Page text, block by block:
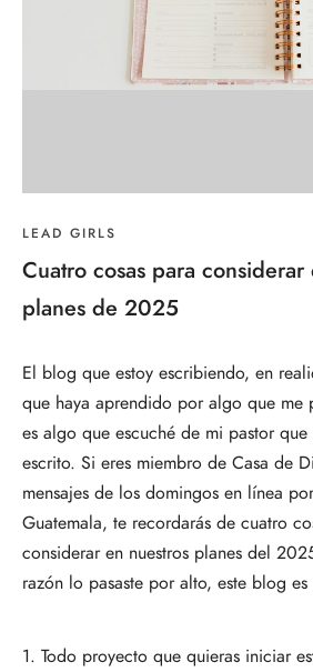
LEAD GIRLS
Cuatro cosas para considerar
planes de 2025
El blog que estoy escribiendo, en
que haya aprendido por algo que me
es algo que escuché de mi pastor
escrito. Si eres miembro de Casa de
mensajes de los domingos en línea
Guatemala, te recordarás de cuatro
considerar en nuestros planes del
razón lo pasaste por alto, este blog
1. Todo proyecto que quieras iniciar